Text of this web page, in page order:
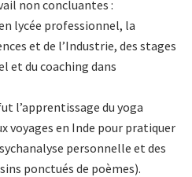
non concluantes :
lycée professionnel, la
et de l’Industrie, des stages
et du coaching dans
l’apprentissage du yoga
voyages en Inde pour pratiquer
personnelle et des
ponctués de poèmes).